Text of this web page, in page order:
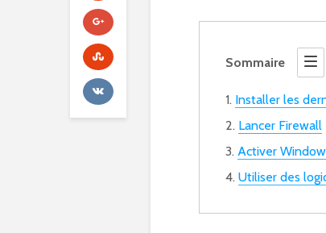
Sommaire
Installer les
Lancer Firewall
Activer
Utiliser des